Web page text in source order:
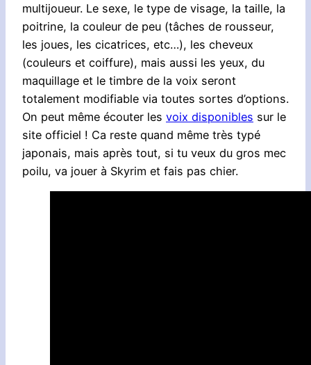
multijoueur. Le sexe, le type de visage, la taille, la
poitrine, la couleur de peu (tâches de rousseur,
les joues, les cicatrices, etc…), les cheveux
(couleurs et coiffure), mais aussi les yeux, du
maquillage et le timbre de la voix seront
totalement modifiable via toutes sortes d’options.
On peut même écouter les voix disponibles sur le
site officiel ! Ca reste quand même très typé
japonais, mais après tout, si tu veux du gros mec
poilu, va jouer à Skyrim et fais pas chier.